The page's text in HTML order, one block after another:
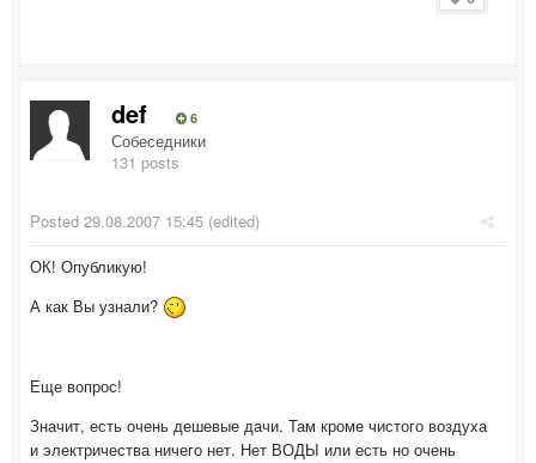
def 6
Собеседники
131 posts
Posted 29.08.2007 15:45 (edited)
ОК! Опубликую!
А как Вы узнали?
Еще вопрос!
Значит, есть очень дешевые дачи. Там кроме чистого воздуха
и электричества ничего нет. Нет ВОДЫ или есть но очень